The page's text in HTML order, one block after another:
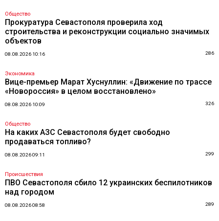
Общество
Прокуратура Севастополя проверила ход
строительства и реконструкции социально значимых
объектов
08.08.2026 10:16 286
Экономика
Вице-премьер Марат Хуснуллин: «Движение по трассе
«Новороссия» в целом восстановлено»
08.08.2026 10:09 326
Общество
На каких АЗС Севастополя будет свободно
продаваться топливо?
08.08.2026 09:11 299
Происшествия
ПВО Севастополя сбило 12 украинских беспилотников
над городом
08.08.2026 08:58 289